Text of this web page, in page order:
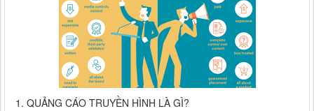
1. QUẢNG CÁO TRUYỀN HÌNH LÀ GÌ?